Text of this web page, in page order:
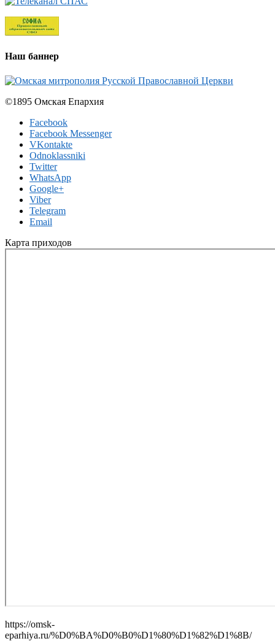
Наш баннер
©1895 Омская Епархия
Facebook
Facebook Messenger
VKontakte
Odnoklassniki
Twitter
WhatsApp
Google+
Viber
Telegram
Email
Карта приходов
https://omsk-
eparhiya.ru/%D0%BA%D0%B0%D1%80%D1%82%D1%8B/